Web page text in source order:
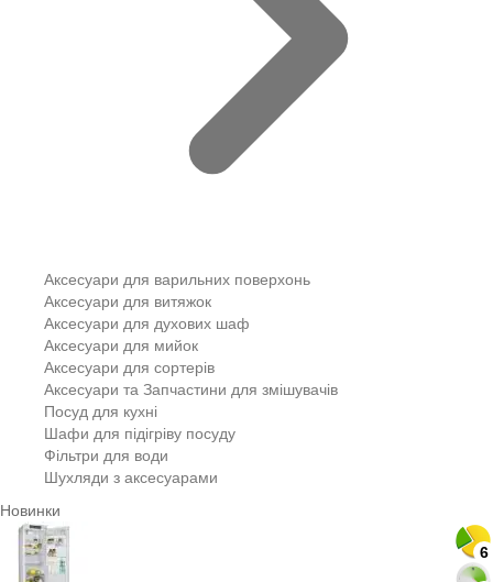
Аксесуари для варильних поверхонь
Аксесуари для витяжок
Аксесуари для духових шаф
Аксесуари для мийок
Аксесуари для сортерів
Аксесуари та Запчастини для змішувачів
Посуд для кухні
Шафи для підігріву посуду
Фільтри для води
Шухляди з аксесуарами
Новинки
6